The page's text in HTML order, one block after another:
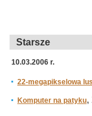
Starsze
10.03.2006 r.
22-megapikselowa
Komputer na patyku,